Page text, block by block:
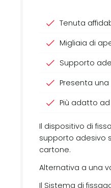
Tenuta
Migliaia di
Supporto
Presenta
Più adatto
Il dispositivo di
supporto adesivo
cartone.
Alternativa a una
Il Sistema di